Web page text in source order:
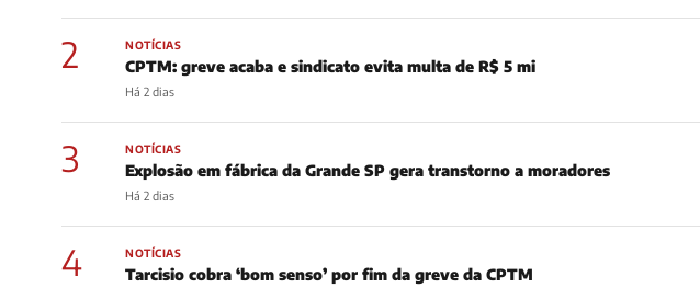
2 NOTÍCIAS
CPTM: greve acaba e sindicato evita multa de R$ 5 mi
Há 2 dias
3 NOTÍCIAS
Explosão em fábrica da Grande SP gera transtorno a moradores
Há 2 dias
4 NOTÍCIAS
Tarcisio cobra ‘bom senso’ por fim da greve da CPTM